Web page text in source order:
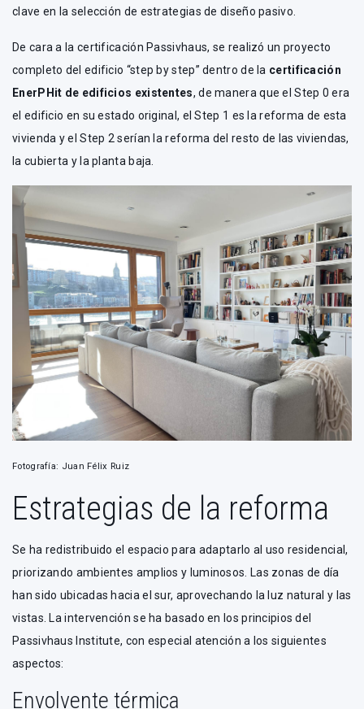
clave en la selección de estrategias de diseño pasivo.
De cara a la certificación Passivhaus, se realizó un proyecto
completo del edificio “step by step” dentro de la certificación
EnerPHit de edificios existentes, de manera que el Step 0 era
el edificio en su estado original, el Step 1 es la reforma de esta
vivienda y el Step 2 serían la reforma del resto de las viviendas,
la cubierta y la planta baja.
Fotografía: Juan Félix Ruiz
Estrategias de la reforma
Se ha redistribuido el espacio para adaptarlo al uso residencial,
priorizando ambientes amplios y luminosos. Las zonas de día
han sido ubicadas hacia el sur, aprovechando la luz natural y las
vistas. La intervención se ha basado en los principios del
Passivhaus Institute, con especial atención a los siguientes
aspectos:
Envolvente térmica